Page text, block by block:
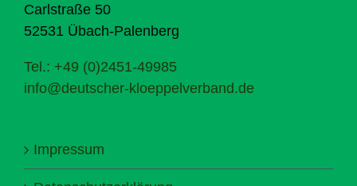
Carlstraße 50
52531 Übach-Palenberg
Tel.: +49 (0)2451-49985
info@deutscher-kloeppelverband.de
Impressum